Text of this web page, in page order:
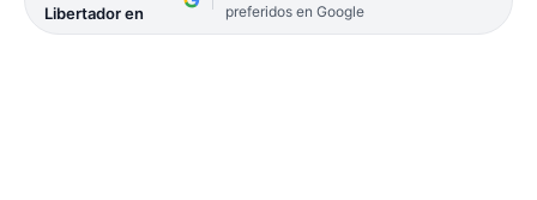
Libertador en
preferidos en Google